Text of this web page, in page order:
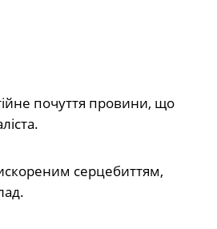
почуття провини, що
серцебиттям,